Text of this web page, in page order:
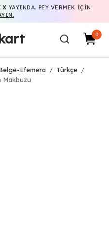
X YAYINDA. PEY VERMEK IÇIN
0
Efemera / Türkçe /
Makbuzu